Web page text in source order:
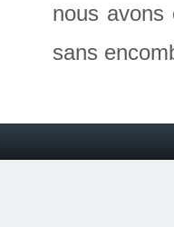
nous avons
sans